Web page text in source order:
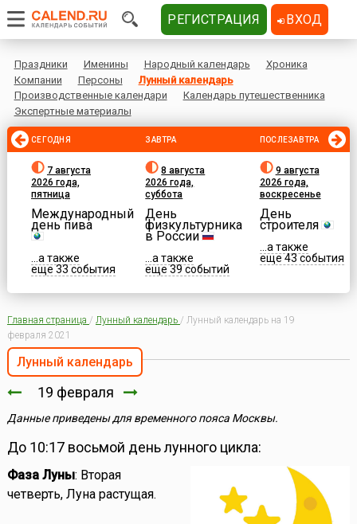
Праздники Именины Народный календарь
Хроника
Компании
Персоны
Лунный календарь
Производственные календари
Календарь путешественника
Экспертные материалы
СЕГОДНЯ
7 августа
2026 года,
пятница
Международный
день пива
...а также
еще 33 события
ЗАВТРА
8 августа
2026 года,
суббота
День
физкультурника
в России
...а также
еще 39 событий
ПОСЛЕЗАВТРА
9 августа
2026 года,
воскресенье
День
строителя
...а также
еще 43 события
Главная страница / Лунный календарь / Лунный календарь на 19
февраля 2021
Лунный календарь
19 февраля
Данные приведены для временного пояса Москвы.
До 10:17 восьмой день лунного цикла:
Фаза Луны: Вторая
четверть, Луна растущая.
РЕГИСТРАЦИЯ ВХОД